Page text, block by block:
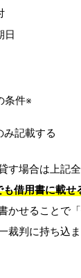
日
条件※
み記載する
す場合は上記全
借用書に載せ
かせることで
裁判に持ち込